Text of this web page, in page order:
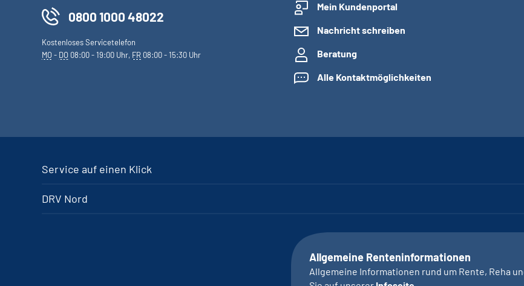
0800 1000 48022
Kostenloses Servicetelefon
MO- DO 08:00 - 19:00 Uhr, FR 08:00 - 15:30 Uhr
Mein Kundenportal
Nachricht schreiben
Beratung
Alle Kontaktmöglichkeiten
Service auf einen Klick
DRV Nord
Allgemeine Renteninformationen
Allgemeine Informationen rund um Rente, Reha